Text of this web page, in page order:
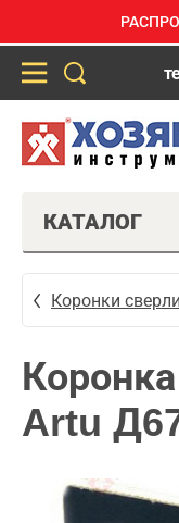
КАТАЛОГ
Коронки
Artu